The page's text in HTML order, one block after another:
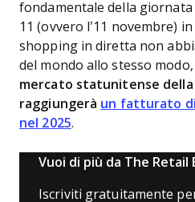
fondamentale della
11 (ovvero l’11 novembre)
shopping in diretta non
del mondo allo stesso modo,
mercato statunitense della
raggiungerà un fatturato di
nel 2025.
Vuoi di più da The Retail
Iscriviti gratuitamente